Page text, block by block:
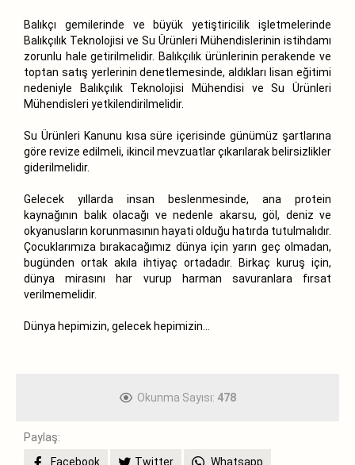
Balıkçı gemilerinde ve büyük yetiştiricilik işletmelerinde
Balıkçılık Teknolojisi ve Su Ürünleri Mühendislerinin istihdamı
zorunlu hale getirilmelidir. Balıkçılık ürünlerinin perakende ve
toptan satış yerlerinin denetlemesinde, aldıkları lisan eğitimi
nedeniyle Balıkçılık Teknolojisi Mühendisi ve Su Ürünleri
Mühendisleri yetkilendirilmelidir.
Su Ürünleri Kanunu kısa süre içerisinde günümüz şartlarına
göre revize edilmeli, ikincil mevzuatlar çıkarılarak belirsizlikler
giderilmelidir.
Gelecek yıllarda insan beslenmesinde, ana protein
kaynağının balık olacağı ve nedenle akarsu, göl, deniz ve
okyanusların korunmasının hayati olduğu hatırda tutulmalıdır.
Çocuklarımıza bırakacağımız dünya için yarın geç olmadan,
bugünden ortak akıla ihtiyaç ortadadır. Birkaç kuruş için,
dünya mirasını har vurup harman savuranlara fırsat
verilmemelidir.
Dünya hepimizin, gelecek hepimizin…
Okunma Sayısı: 478
Paylaş:
Facebook
Twitter Whatsapp